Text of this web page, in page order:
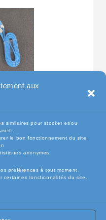
aux
similaires pour stocker et/ou
le bon fonctionnement du site,
anonymes.
préférences à tout moment.
fonctionnalités du site.